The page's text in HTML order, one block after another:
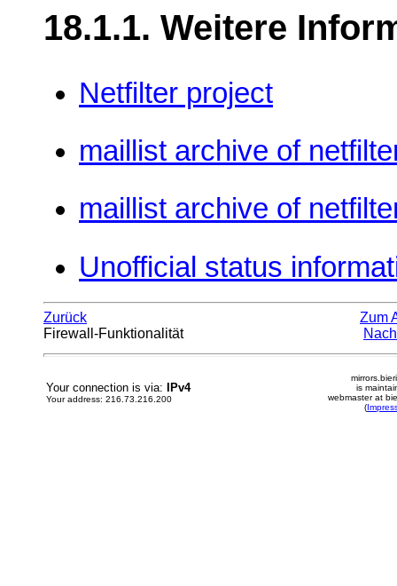
18.1.1. Weitere
Netfilter project
maillist archive of
maillist archive of
Unofficial status
Zurück
Zum
Firewall-Funktionalität
Your connection is via: IPv4
Your address: 216.73.216.200
is
webmaster at
(